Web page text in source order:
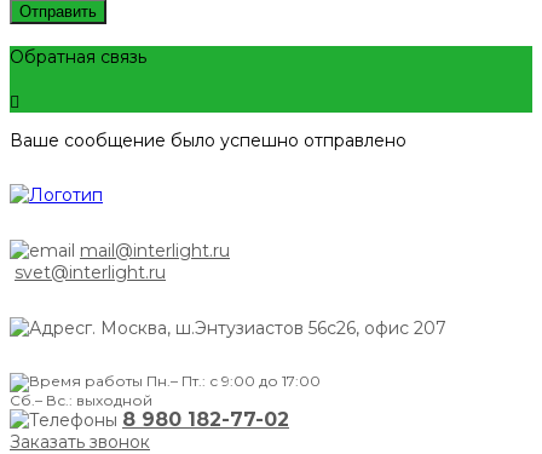
Отправить
Обратная связь
Ваше сообщение было успешно отправлено
mail@interlight.ru
svet@interlight.ru
г. Москва, ш.Энтузиастов 56с26, офис 207
Пн.– Пт.: с 9:00 до 17:00
Сб.– Вс.: выходной
8 980 182-77-02
Заказать звонок